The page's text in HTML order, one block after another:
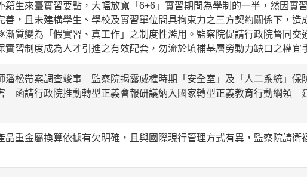
籍生來臺實習要點，大幅放寬「6+6」實習期間為學制的一半，然因實
善，且未建構學生、學校及實習單位間具拘束力之三方契約關係下，造
漸質變為「假實習、真工作」之制度性濫用。監察院促請行政院督同交
實習制度成為人才引進之有效配套，勿流於填補基層勞動力缺口之權宜
潘松帶案調查竣事 監察院揭露威權時期「安全室」及「人二系統」保
函請行政院推動轉型正義會報研議納入國家轉型正義教育行動綱領
品重金屬換算依據有欠明確，且與國際現行管理方式有異，監察院請衛